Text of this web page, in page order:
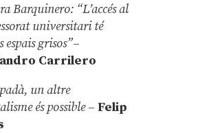
Barquinero: “L’accés al
universitari té
espais grisos”–
Carrilero
un altre
és possible – Felip